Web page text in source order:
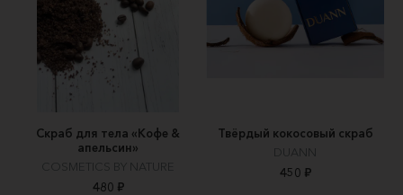
Скраб для тела «Кофе &
апельсин»
COSMETICS BY NATURE
480 ₽
Твёрдый кокосовый скраб
DUANN
450 ₽